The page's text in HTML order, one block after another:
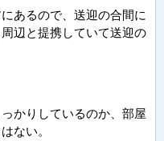
あるので、送迎の合間に
辺と提携していて送迎の
かりしているのか、部屋
ない。